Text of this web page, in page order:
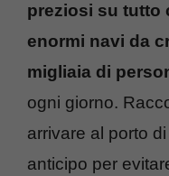
preziosi su tutto
enormi navi da
migliaia di
ogni giorno.
arrivare al porto
anticipo per